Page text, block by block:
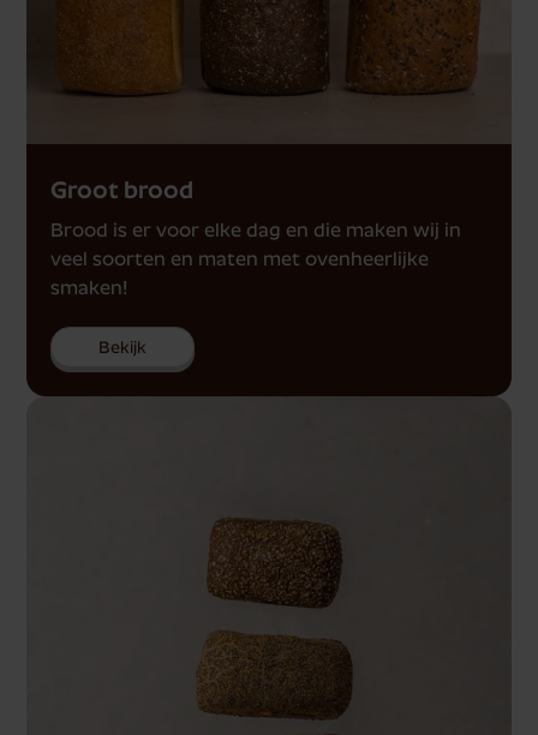
Groot brood
Brood is er voor elke dag en die maken wij in
veel soorten en maten met ovenheerlijke
smaken!
Bekijk